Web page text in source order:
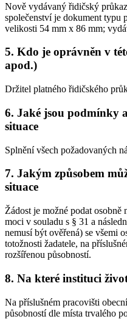
Nově vydávaný řidičský
společenství je dokument typu
velikosti 54 mm x 86 mm;
5. Kdo je oprávněn v
apod.)
Držitel platného řidičského
6. Jaké jsou podmínky
situace
Splnění všech požadovaných
7. Jakým způsobem
situace
Žádost je možné podat osobně
moci v souladu s § 31 a
nemusí být ověřená) se všemi
totožnosti žadatele, na
rozšířenou působností.
8. Na které instituci
Na příslušném pracovišti
působností dle místa trvalého